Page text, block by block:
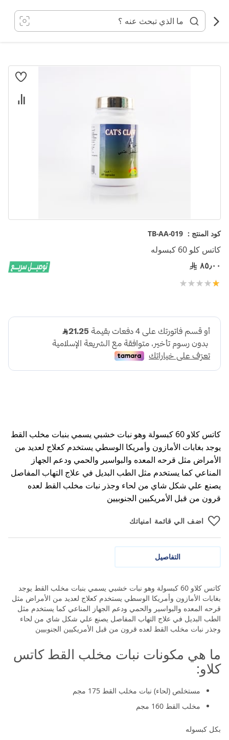
المحتوى
كود المنتج : TB-AA-019
كاتس كلو 60 كبسوله
٨٥٫٠٠
تقييم:
كاتس كلاو 60 كبسولة وهو نبات خشبي يسمي بنبات مخلب القط
يوجد بغابات الأمازون وأمريكا الوسطي يستخدم كعلاج لعديد من
الأمراض مثل قرحه المعده والبواسير والحمي ودعم الجهاز
المناعي كما يستخدم مثل الطب البديل في علاج التهاب المفاصل
يصنع علي شكل شاي من لحاء وجذر نبات مخلب القط لعده
قرون من قبل الأمريكيين الجنوبيين
اضف الي قائمة امنياتك
انتقل
تخطي
بداية
معرض
التفاصيل
كاتس كلاو 60 كبسولة وهو نبات خشبي يسمي بنبات مخلب القط يوجد
بغابات الأمازون وأمريكا الوسطي يستخدم كعلاج لعديد من الأمراض مثل
قرحه المعده والبواسير والحمي ودعم الجهاز المناعي كما يستخدم مثل
الطب البديل في علاج التهاب المفاصل يصنع علي شكل شاي من لحاء
وجذر نبات مخلب القط لعده قرون من قبل الأمريكيين الجنوبيين
ما هي مكونات نبات مخلب القط كاتس
كلاو:
مستخلص (لحاء) نبات مخلب القط 175 مجم
مخلب القط 160 مجم
بكل كبسوله